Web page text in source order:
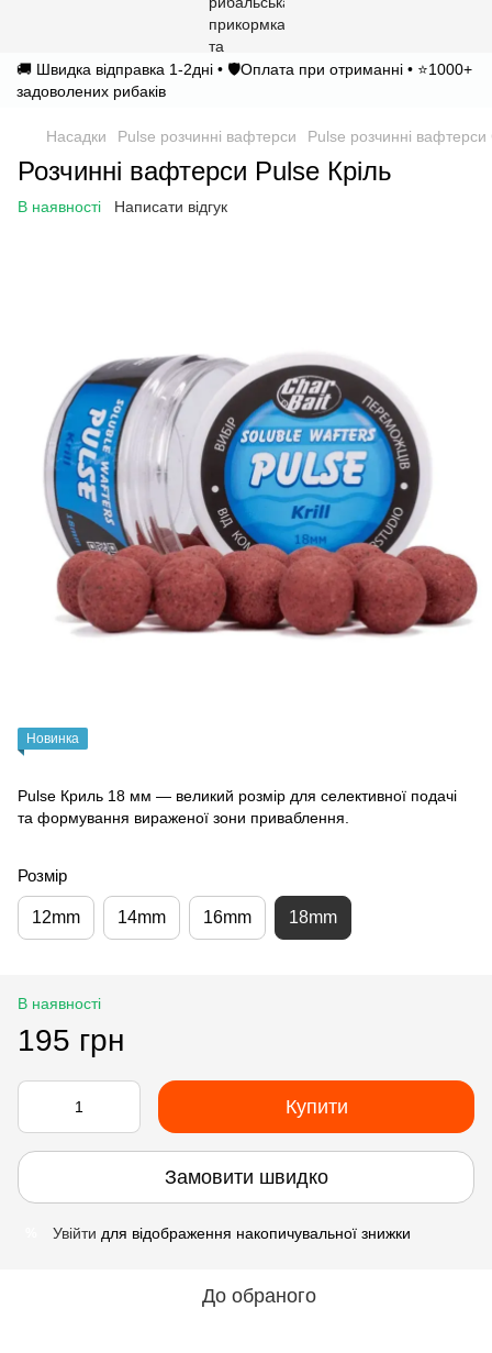
🚚 Швидка відправка 1-2дні • 🛡️Оплата при отриманні • ⭐1000+
задоволених рибаків
Насадки Pulse розчинні вафтерси Pulse розчинні
Розчинні вафтерси Pulse Кріль
В наявності Написати відгук
Новинка
Pulse Криль 18 мм — великий розмір для селективної подачі
та формування вираженої зони приваблення.
Розмір
12mm 14mm 16mm 18mm
В наявності
195 грн
Купити
Замовити швидко
Увійти для відображення накопичувальної знижки
До обраного